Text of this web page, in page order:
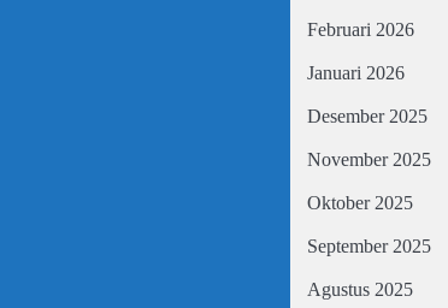
Februari 2026
Januari 2026
Desember 2025
November 2025
Oktober 2025
September 2025
Agustus 2025